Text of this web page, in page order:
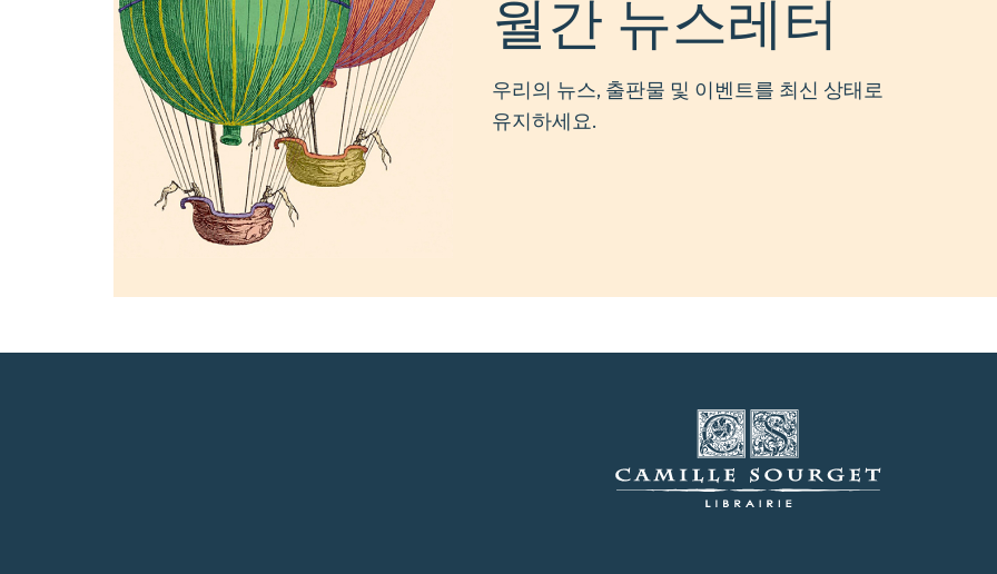
월간 뉴스레터
우리의 뉴스, 출판물 및 이벤트를 최신 상태로
유지하세요.